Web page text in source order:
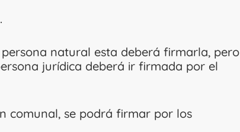
natural esta deberá firmarla, pero
jurídica deberá ir firmada por el
comunal, se podrá firmar por los